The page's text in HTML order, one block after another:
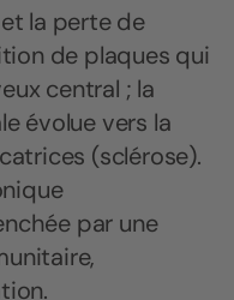
la perte de
de plaques qui
central ; la
évolue vers la
(sclérose).
par une